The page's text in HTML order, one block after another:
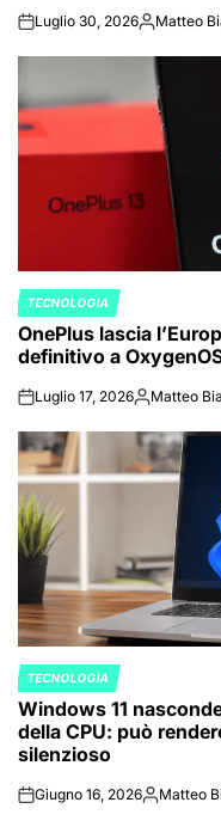
onLuglio 30, 2026Posted
Matteo
POSTED
IN
TECNOLOGIA
OnePlus lascia
definitivo a
onLuglio 17, 2026Posted
Matteo
POSTED
IN
TECNOLOGIA
Windows 11
della CPU: può
silenzioso
onGiugno 16, 2026Posted
Matteo